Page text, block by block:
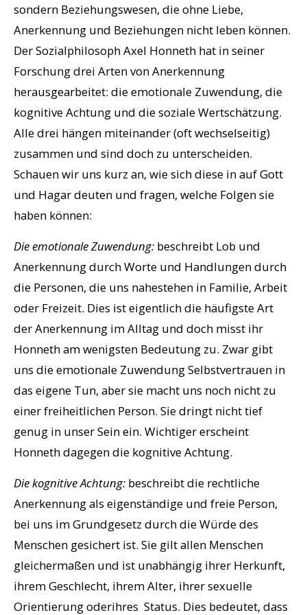
sondern Beziehungswesen, die ohne Liebe,
Anerkennung und Beziehungen nicht leben können.
Der Sozialphilosoph Axel Honneth hat in seiner
Forschung drei Arten von Anerkennung
herausgearbeitet: die emotionale Zuwendung, die
kognitive Achtung und die soziale Wertschätzung.
Alle drei hängen miteinander (oft wechselseitig)
zusammen und sind doch zu unterscheiden.
Schauen wir uns kurz an, wie sich diese in auf Gott
und Hagar deuten und fragen, welche Folgen sie
haben können:
Die emotionale Zuwendung: beschreibt Lob und
Anerkennung durch Worte und Handlungen durch
die Personen, die uns nahestehen in Familie, Arbeit
oder Freizeit. Dies ist eigentlich die häufigste Art
der Anerkennung im Alltag und doch misst ihr
Honneth am wenigsten Bedeutung zu. Zwar gibt
uns die emotionale Zuwendung Selbstvertrauen in
das eigene Tun, aber sie macht uns noch nicht zu
einer freiheitlichen Person. Sie dringt nicht tief
genug in unser Sein ein. Wichtiger erscheint
Honneth dagegen die kognitive Achtung.
Die kognitive Achtung: beschreibt die rechtliche
Anerkennung als eigenständige und freie Person,
bei uns im Grundgesetz durch die Würde des
Menschen gesichert ist. Sie gilt allen Menschen
gleichermaßen und ist unabhängig ihrer Herkunft,
ihrem Geschlecht, ihrem Alter, ihrer sexuelle
Orientierung oderihres Status. Dies bedeutet, dass